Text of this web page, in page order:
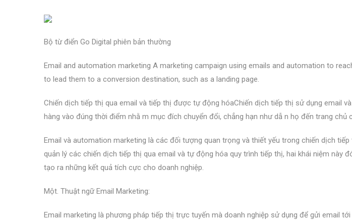
Bộ từ điển Go Digital phiên bản thường
Email and automation marketing A marketing campaign using emails and automation to
to lead them to a conversion destination, such as a landing page.
Chiến dịch tiếp thị qua email và tiếp thị được tự động hóaChiến dịch tiếp thị sử dụng email
hàng vào đúng thời điểm nhằ m mục đích chuyển đổi, chẳng hạn như dẫ n họ đến trang chủ
Email và automation marketing là các đối tượng quan trọng và thiết yếu trong chiến dịch
quản lý các chiến dịch tiếp thị qua email và tự động hóa quy trình tiếp thị, hai khái niệm này
tạo ra những kết quả tích cực cho doanh nghiệp.
Một. Thuật ngữ Email Marketing:
Email marketing là phương pháp tiếp thị trực tuyến mà doanh nghiệp sử dụng để gửi email